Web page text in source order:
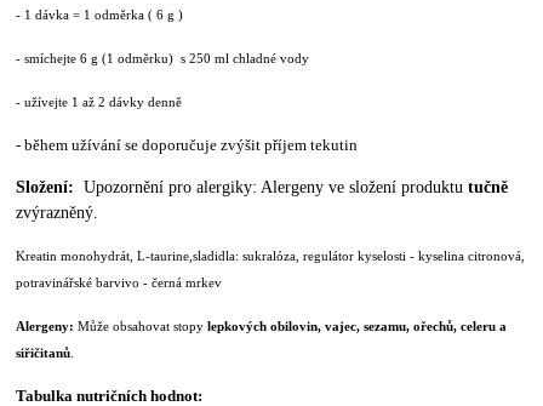
- 1 dávka = 1 odměrka ( 6 g )
- smíchejte 6 g (1 odměrku) s 250 ml chladné vody
- užívejte 1 až 2 dávky denně
- během užívání se doporučuje zvýšit příjem tekutin
Složení:Upozornění pro alergiky: Alergeny ve složení produktutučně
zvýrazněný.
Kreatin monohydrát, L-taurine,sladidla: sukralóza,regulátor kyselosti - kyselina citronová,
potravinářské barvivo - černá mrkev
Alergeny:Může obsahovat stopylepkových obilovin, vajec, sezamu, ořechů, celeru a
siřičitanů
Tabulka nutričních hodnot: